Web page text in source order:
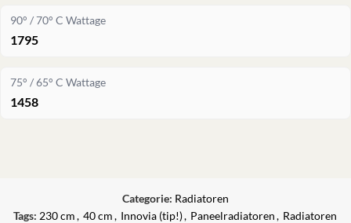
90° / 70° C Wattage
1795
75° / 65° C Wattage
1458
Categorie: Radiatoren
Tags: 230 cm , 40 cm , Innovia (tip!), Paneelradiatoren , Radiatoren